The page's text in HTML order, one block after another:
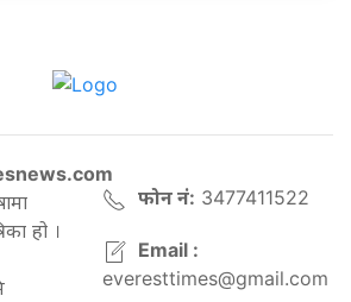
हो ।
फोन नं: 3477411522
Email :
everesttimes@gmail.com